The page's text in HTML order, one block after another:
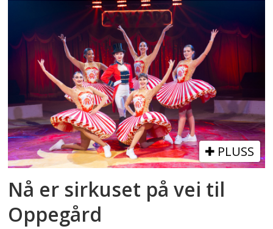
PLUSS
Nå er sirkuset på vei til
Oppegård